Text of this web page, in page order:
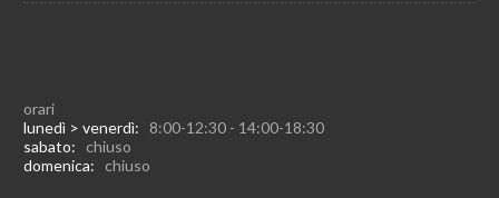
orari
lunedì > venerdì: 8:00-12:30 - 14:00-18:30
sabato: chiuso
domenica: chiuso